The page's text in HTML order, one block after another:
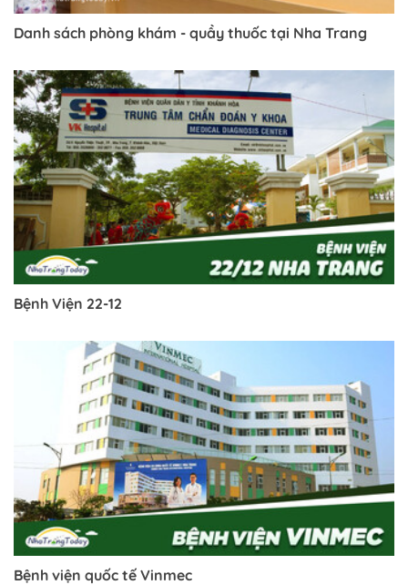
Danh sách phòng khám - quầy thuốc tại Nha Trang
Bệnh Viện 22-12
Bệnh viện quốc tế Vinmec